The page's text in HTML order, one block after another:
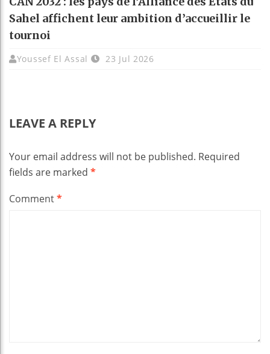
Sahel affichent leur ambition d’accueillir le
tournoi
Youssef El Assal 23 Jul 2026
LEAVE A REPLY
Your email address will not be published. Required
fields are marked *
Comment*